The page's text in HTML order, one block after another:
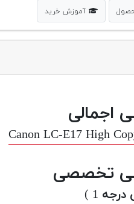
آموزش خرید
اجمالی
Canon LC-E17 High
تخصصی